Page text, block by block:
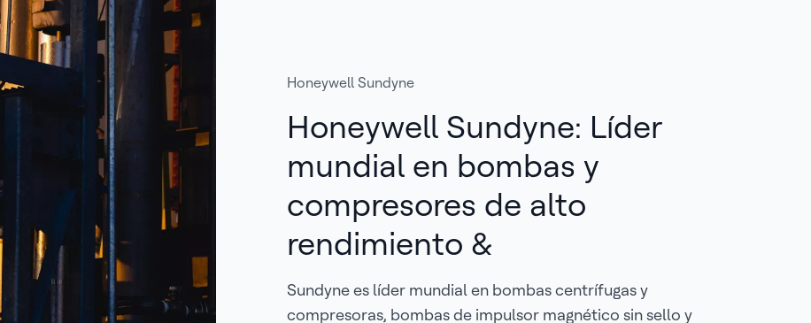
Honeywell Sundyne
Honeywell Sundyne: Líder
mundial en bombas y
compresores de alto
rendimiento &
Sundyne es líder mundial en bombas centrífugas y
compresoras, bombas de impulsor magnético sin sello y